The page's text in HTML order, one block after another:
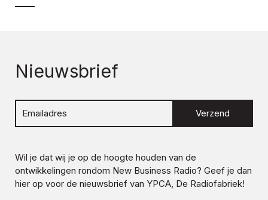
Nieuwsbrief
Verzend
Wil je dat wij je op de hoogte houden van de
ontwikkelingen rondom New Business Radio? Geef je dan
hier op voor de nieuwsbrief van YPCA, De Radiofabriek!